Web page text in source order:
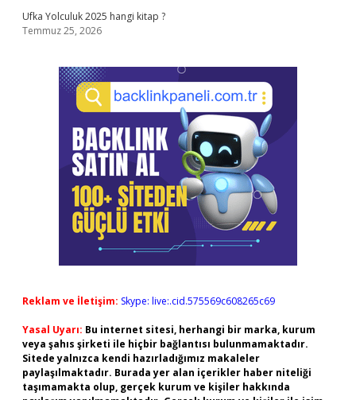
Ufka Yolculuk 2025 hangi kitap ?
Temmuz 25, 2026
Reklam ve İletişim: Skype: live:.cid.575569c608265c69
Yasal Uyarı: Bu internet sitesi, herhangi bir marka, kurum
veya şahıs şirketi ile hiçbir bağlantısı bulunmamaktadır.
Sitede yalnızca kendi hazırladığımız makaleler
paylaşılmaktadır. Burada yer alan içerikler haber niteliği
taşımamakta olup, gerçek kurum ve kişiler hakkında